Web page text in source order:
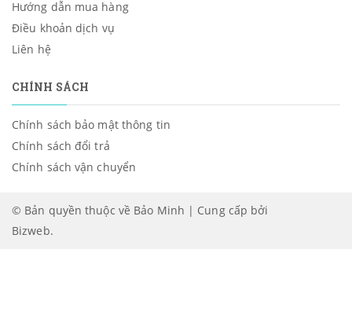
Hướng dẫn mua hàng
Điều khoản dịch vụ
Liên hệ
CHÍNH SÁCH
Chính sách bảo mật thông tin
Chính sách đổi trả
Chính sách vận chuyển
© Bản quyền thuộc về Bảo Minh | Cung cấp bởi
Bizweb.